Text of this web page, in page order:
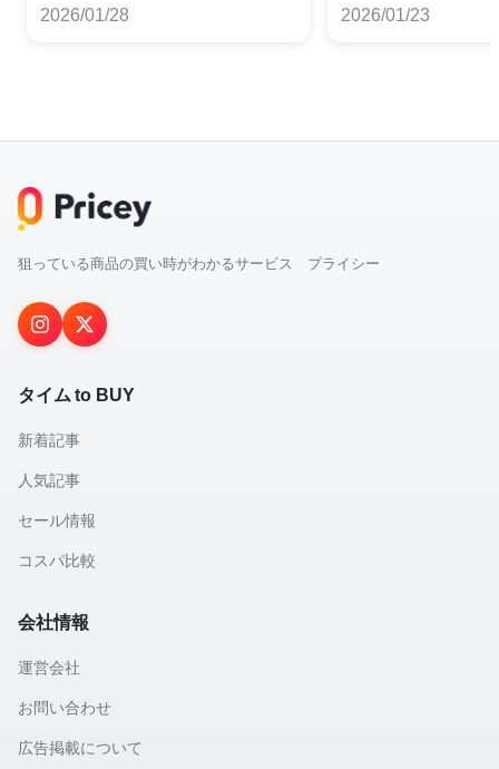
2026/01/28 2026/01/23
狙っている商品の買い時がわかるサービス プライシー
タイム to BUY
新着記事
人気記事
セール情報
コスパ比較
会社情報
運営会社
お問い合わせ
広告掲載について